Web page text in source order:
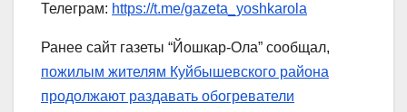
Телеграм: https://t.me/gazeta_yoshkarola
Ранее сайт газеты “Йошкар-Ола” сообщал,
пожилым жителям Куйбышевского района
продолжают раздавать обогреватели